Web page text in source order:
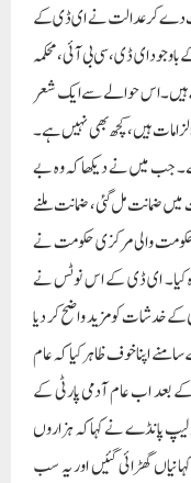
ضمانت دے کر عدالت نے ای ڈی کے
ای ڈی، سی بی آئی، محکمہ
ہیں۔ اس حوالے سے ایک شعر
ہیں، کچھ بھی نہیں ہے۔
ہے۔ جب میں نے دیکھا کہ وہ بے
ضمانت مل گئی، ضمانت ملنے
حکومت والی مرکزی حکومت نے
کیا۔ ای ڈی کے اس نوٹس نے
خدشات کو مزید واضح کر دیا
اپنا خوف ظاہر کیا کہ عام
کے بعد اب عام آدمی پارٹی کے
پانڈے نے کہا کہ ہزاروں
گھڑائی گئیں اور یہ سب